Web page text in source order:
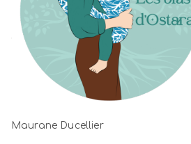
Maurane Ducellier